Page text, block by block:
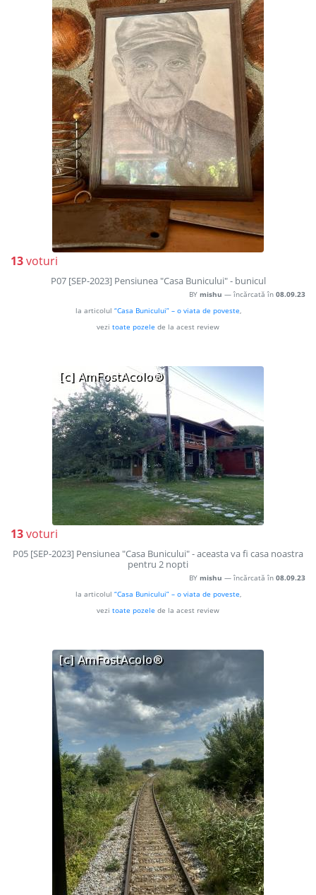
13voturi
P07 [SEP-2023] Pensiunea "Casa Bunicului" - bunicul
BY mishu — încărcată în 08.09.23
la articolul “Casa Bunicului” – o viata de poveste,
vezi toate pozele de la acest review
13voturi
P05 [SEP-2023] Pensiunea "Casa Bunicului" - aceasta va fi casa noastra
pentru 2 nopti
BY mishu — încărcată în 08.09.23
la articolul “Casa Bunicului” – o viata de poveste,
vezi toate pozele de la acest review